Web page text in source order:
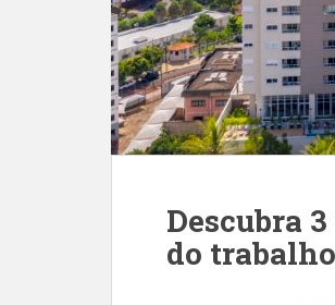
Descubra
do trabalho